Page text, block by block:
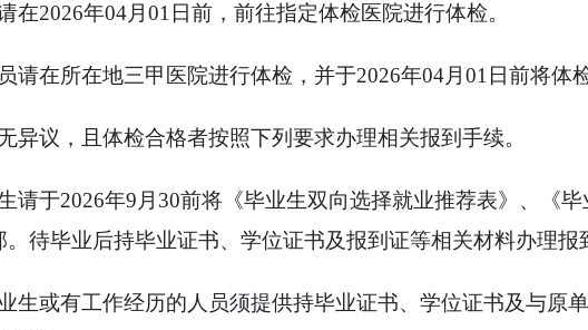
在2026年04月01日前，前往指定体检医院进行体检。
请在所在地三甲医院进行体检，并于2026年04月01日前将体
异议，且体检合格者按照下列要求办理相关报到手续。
请于2026年9月30前将《毕业生双向选择就业推荐表》、《
待毕业后持毕业证书、学位证书及报到证等相关材料办理报
生或有工作经历的人员须提供持毕业证书、学位证书及与原